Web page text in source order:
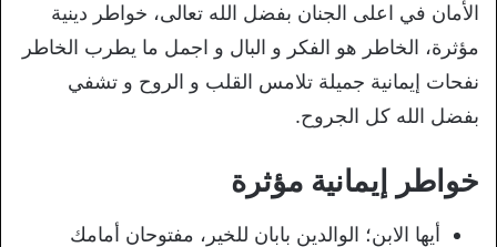
الأمان في اعلى الجنان بفضل الله تعالى، خواطر دينية
مؤثرة، الخاطر هو الفكر و البال و اجمل ما يطرب الخاطر
نفحات إيمانية جميلة تلامس القلب و الروح و تشفي
بفضل الله كل الجروح.
خواطر إيمانية مؤثرة
أيها الابن؛ الوالدين بابان للخير، مفتوحان أمامك